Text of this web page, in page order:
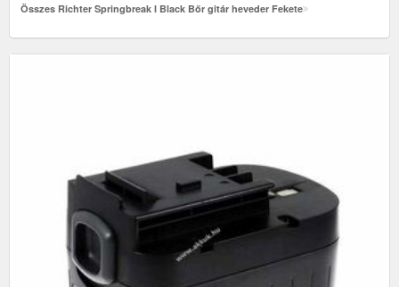
Összes Richter Springbreak I Black Bőr gitár heveder Fekete